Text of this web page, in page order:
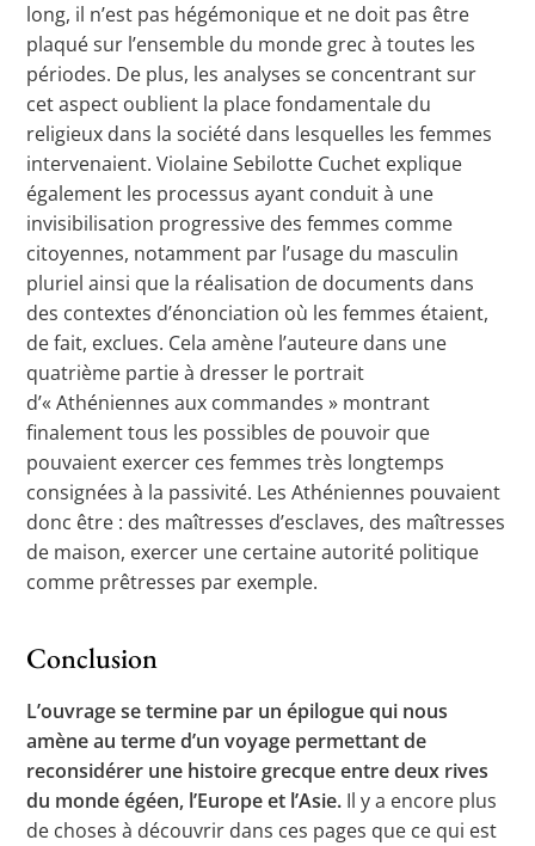
long, il n’est pas hégémonique et ne doit pas être
plaqué sur l’ensemble du monde grec à toutes les
périodes. De plus, les analyses se concentrant sur
cet aspect oublient la place fondamentale du
religieux dans la société dans lesquelles les femmes
intervenaient. Violaine Sebilotte Cuchet explique
également les processus ayant conduit à une
invisibilisation progressive des femmes comme
citoyennes, notamment par l’usage du masculin
pluriel ainsi que la réalisation de documents dans
des contextes d’énonciation où les femmes étaient,
de fait, exclues. Cela amène l’auteure dans une
quatrième partie à dresser le portrait
d’« Athéniennes aux commandes » montrant
finalement tous les possibles de pouvoir que
pouvaient exercer ces femmes très longtemps
consignées à la passivité. Les Athéniennes pouvaient
donc être : des maîtresses d’esclaves, des maîtresses
de maison, exercer une certaine autorité politique
comme prêtresses par exemple.
Conclusion
L’ouvrage se termine par un épilogue qui nous
amène au terme d’un voyage permettant de
reconsidérer une histoire grecque entre deux rives
du monde égéen, l’Europe et l’Asie. Il y a encore plus
de choses à découvrir dans ces pages que ce qui est